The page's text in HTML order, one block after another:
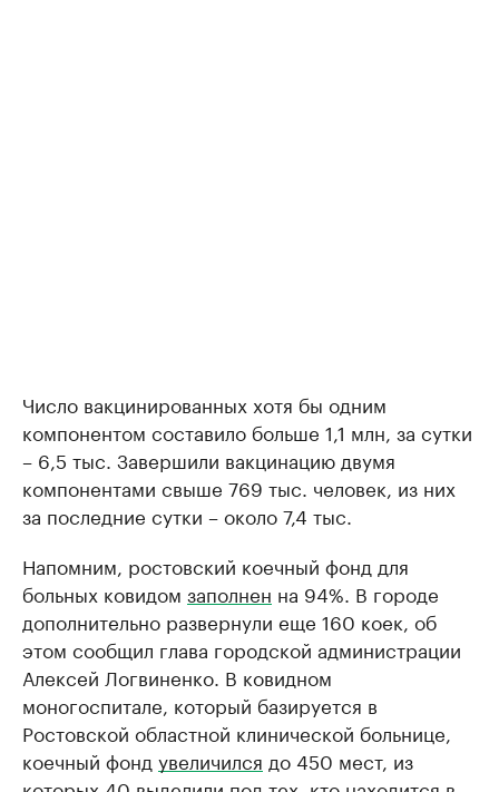
Число вакцинированных хотя бы одним
компонентом составило больше 1,1 млн, за сутки
– 6,5 тыс. Завершили вакцинацию двумя
компонентами свыше 769 тыс. человек, из них
за последние сутки – около 7,4 тыс.
Напомним, ростовский коечный фонд для
больных ковидом заполнен на 94%. В городе
дополнительно развернули еще 160 коек, об
этом сообщил глава городской администрации
Алексей Логвиненко. В ковидном
моногоспитале, который базируется в
Ростовской областной клинической больнице,
коечный фонд увеличился до 450 мест, из